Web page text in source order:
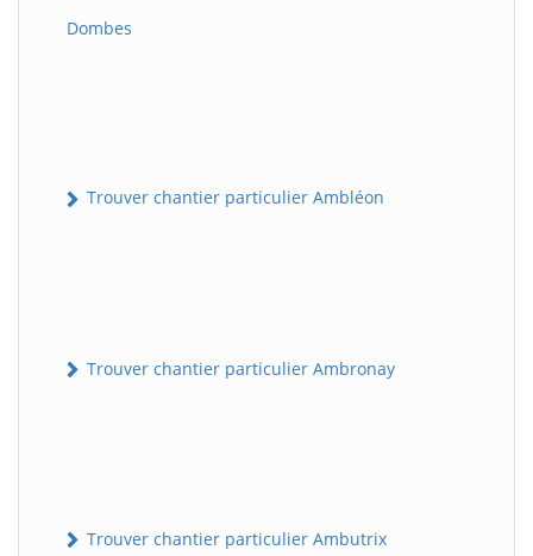
Dombes
Trouver chantier particulier Ambléon
Trouver chantier particulier Ambronay
Trouver chantier particulier Ambutrix